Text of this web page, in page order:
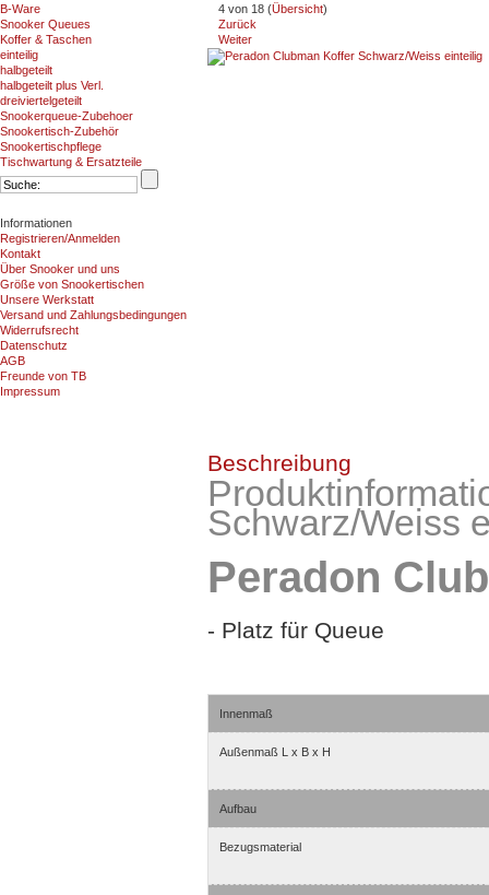
B-Ware
Snooker Queues
Koffer & Taschen
einteilig
halbgeteilt
halbgeteilt plus Verl.
dreiviertelgeteilt
Snookerqueue-Zubehoer
Snookertisch-Zubehör
Snookertischpflege
Tischwartung & Ersatzteile
Informationen
Registrieren/Anmelden
Kontakt
Über Snooker und uns
Größe von Snookertischen
Unsere Werkstatt
Versand und Zahlungsbedingungen
Widerrufsrecht
Datenschutz
AGB
Freunde von TB
Impressum
4 von 18 (Übersicht)
Zurück
Weiter
Beschreibung
Schwarz/Weiss
Peradon
- Platz für Queue
Innenmaß
Außenmaß L x B x H
Aufbau
Bezugsmaterial